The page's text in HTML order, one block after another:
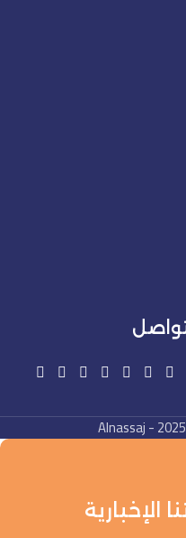
Alnassaj -
الإخبارية